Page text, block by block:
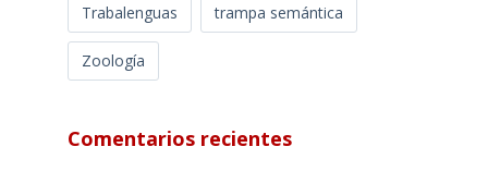
Trabalenguas trampa semántica
Zoología
Comentarios recientes